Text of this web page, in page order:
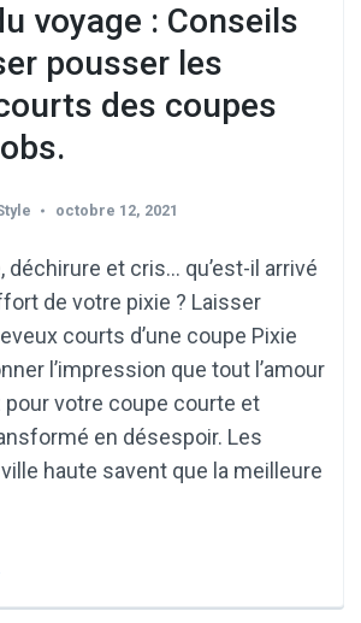
voyage : Conseils
pousser les
des coupes
octobre 12, 2021
déchirure et cris… qu’est-il arrivé
de votre pixie ? Laisser
courts d’une coupe Pixie
l’impression que tout l’amour
pour votre coupe courte et
en désespoir. Les
haute savent que la meilleure